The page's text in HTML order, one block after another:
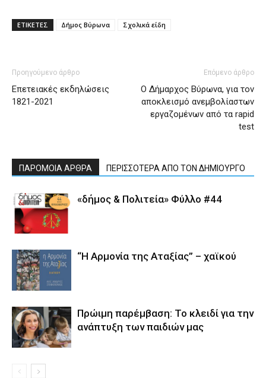
ΕΤΙΚΕΤΕΣ Δήμος Βύρωνα Σχολικά είδη
Προηγούμενο άρθρο
Επετειακές εκδηλώσεις
1821-2021
Επόμενο άρθρο
Ο Δήμαρχος Βύρωνα, για τον
αποκλεισμό ανεμβολίαστων
εργαζομένων από τα rapid
test
ΠΑΡΟΜΟΙΑ ΑΡΘΡΑ ΠΕΡΙΣΣΟΤΕΡΑ ΑΠΟ ΤΟΝ ΔΗΜΙΟΥΡΓΟ
«δήμος & Πολιτεία» Φύλλο #44
“Η Αρμονία της Αταξίας” – χαϊκού
Πρώιμη παρέμβαση: Το κλειδί για την
ανάπτυξη των παιδιών µας